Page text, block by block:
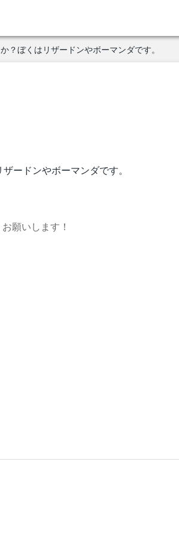
？ぼくはリザードンやボーマンダです。
ードンやボーマンダです。
願いします！